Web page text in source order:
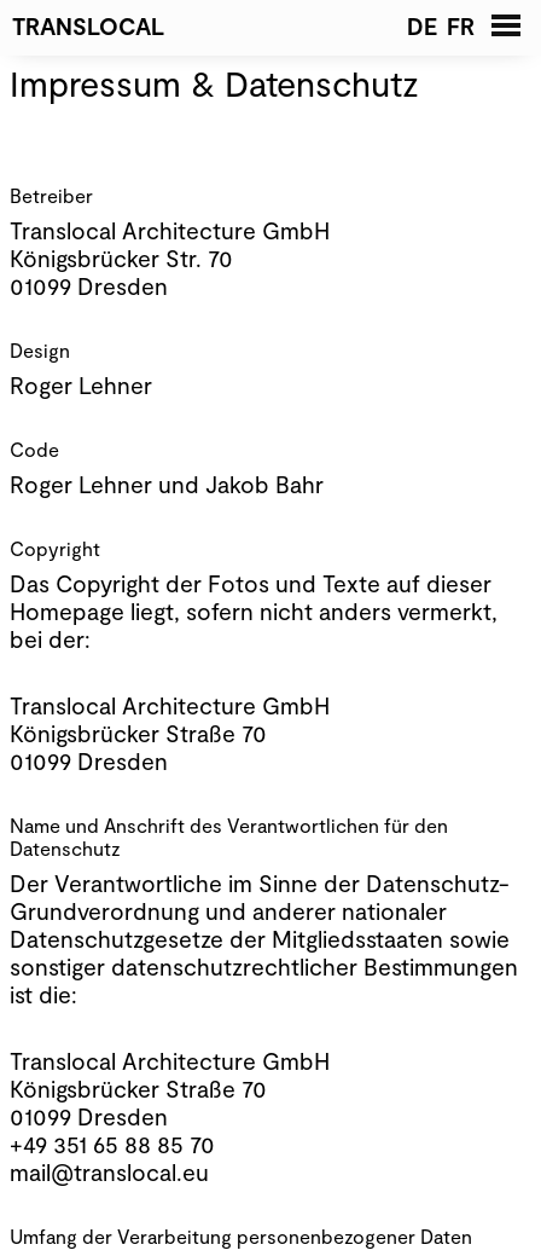
TRANSLOCAL DE FR
Startseite News
Architekten
Kontakt
Geschäftsleitung
Auszeichnungen
Impressum &
Datenschutz
Impressum & Datenschutz
Betreiber
Translocal Architecture GmbH
Königsbrücker Str. 70
01099 Dresden
Design
Roger Lehner
Code
Roger Lehner und Jakob Bahr
Copyright
Das Copyright der Fotos und Texte auf dieser
Homepage liegt, sofern nicht anders vermerkt,
bei der:
Translocal Architecture GmbH
Königsbrücker Straße 70
01099 Dresden
Name und Anschrift des Verantwortlichen für den
Datenschutz
Der Verantwortliche im Sinne der Datenschutz-
Grundverordnung und anderer nationaler
Datenschutzgesetze der Mitgliedsstaaten sowie
sonstiger datenschutzrechtlicher Bestimmungen
ist die:
Translocal Architecture GmbH
Königsbrücker Straße 70
01099 Dresden
+49 351 65 88 85 70
mail@translocal.eu
Umfang der Verarbeitung personenbezogener Daten